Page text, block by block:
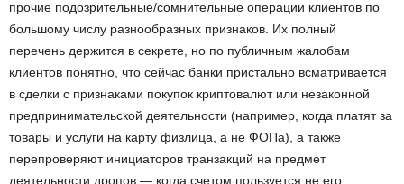
прочие подозрительные/сомнительные операции клиентов по
большому числу разнообразных признаков. Их полный
перечень держится в секрете, но по публичным жалобам
клиентов понятно, что сейчас банки пристально всматривается
в сделки с признаками покупок криптовалют или незаконной
предпринимательской деятельности (например, когда платят за
товары и услуги на карту физлица, а не ФОПа), а также
перепроверяют инициаторов транзакций на предмет
деятельности дропов — когда счетом пользуется не его